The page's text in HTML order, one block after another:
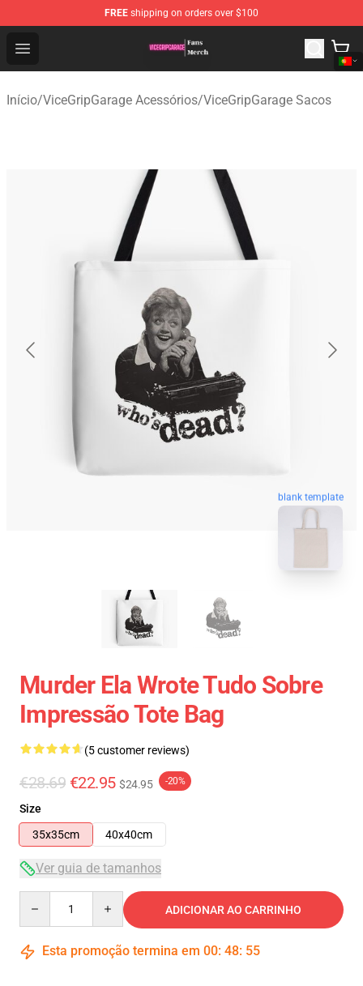
FREE shipping on orders over $100
Open menu
ViceGripGarage Store - Official ViceGripGarage
Início/ViceGripGarage Acessórios/ViceGripGarage Sacos
blank template
Murder Ela Wrote Tudo Sobre
Impressão Tote Bag
(5 customer reviews)
€28.69 €22.95 $24.95 -20%
Size
35x35cm
40x40cm
Ver guia de tamanhos
ADICIONAR AO CARRINHO
Esta promoção termina em 00: 48: 54